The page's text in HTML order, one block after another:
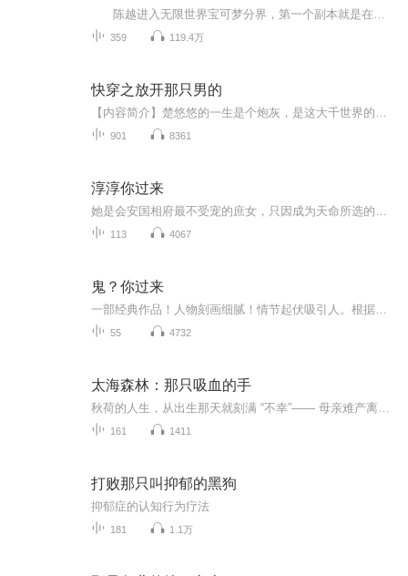
359 119.4万
快穿之放开那只男的
901 8361
淳淳你过来
113 4067
鬼？你过来
55 4732
太海森林：那只吸血的手
161 1411
打败那只叫抑郁的黑狗
抑郁症的认知行为疗法
181 1.1万